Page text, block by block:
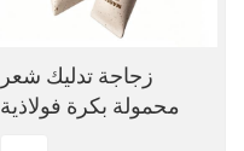
زجاجة تدليك شعر
محمولة بكرة فولاذية